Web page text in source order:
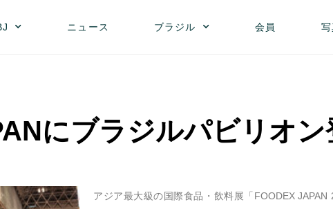
ニュース ブラジル 会員
にブラジルパビリオン
アジア最大級の国際食品・飲料展「FOODEX